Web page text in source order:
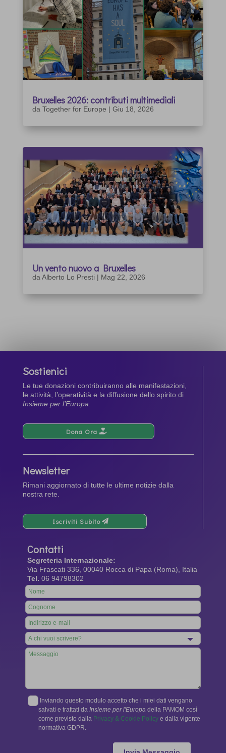
Bruxelles 2026: contributi multimediali
da Together for Europe | Giu 18, 2026
Un vento nuovo a Bruxelles
daAlberto Lo Presti | Mag 22, 2026
Sostienici
Le tue donazioni contribuiranno alle manifestazioni,
le attività, l’operatività e la diffusione dello spirito di
Insieme per l’Europa.
Dona Ora
Newsletter
Rimani aggiornato di tutte le ultime notizie dalla
nostra rete.
Iscriviti Subito
Contatti
Segreteria Internazionale:
Via Frascati 336, 00040 Rocca di Papa (Roma), Italia
Tel. 06 94798302
Leave
this
field
blank
Inviando questo modulo accetto che i miei dati vengano
salvati e trattati da Insieme per l'Europa della PAMOM così
come previsto dalla Privacy & Cookie Policy e dalla vigente
normativa GDPR.